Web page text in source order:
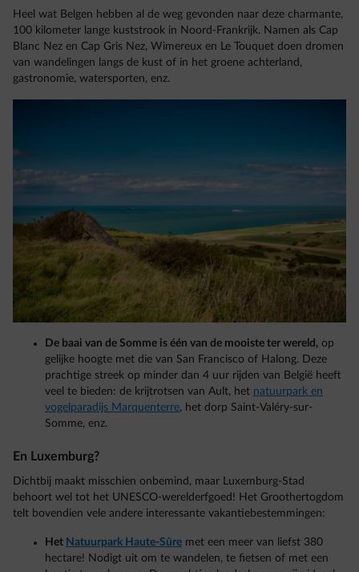
Heel wat Belgen hebben al de weg gevonden naar deze charmante,
100 kilometer lange kuststrook in Noord-Frankrijk. Namen als Cap
Blanc Nez en Cap Gris Nez, Wimereux en Le Touquet doen dromen
van wandelingen langs de kust of in het groene achterland,
gastronomie, watersporten, enz.
De baai van de Somme is één van de mooiste ter wereld, op
gelijke hoogte met die van San Francisco of Halong. Deze
prachtige streek op minder dan 4 uur rijden van België heeft
veel te bieden: de krijtrotsen van Ault, het natuurpark en
vogelparadijs Marquenterre, het dorp Saint-Valéry-sur-
Somme, enz.
En Luxemburg?
Dichtbij maakt misschien onbemind, maar Luxemburg-Stad
behoort wel tot het UNESCO-werelderfgoed! Het Groothertogdom
telt bovendien vele andere interessante vakantiebestemmingen:
Het Natuurpark Haute-Sûre met een meer van liefst 380
hectare! Nodigt uit om te wandelen, te fietsen of met een